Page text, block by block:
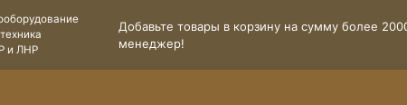
и ЛНР
Добавьте товары в корзину на сумму более
менеджер!